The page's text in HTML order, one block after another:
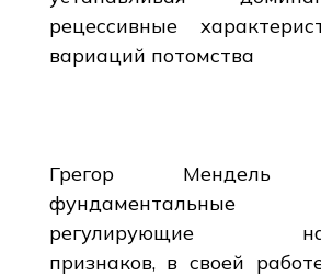
рецессивные
вариаций потомства
Грегор Мендель
фундаментальные
регулирующие
признаков, в своей